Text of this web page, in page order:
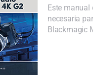
Este
necesaria
Blackmagic